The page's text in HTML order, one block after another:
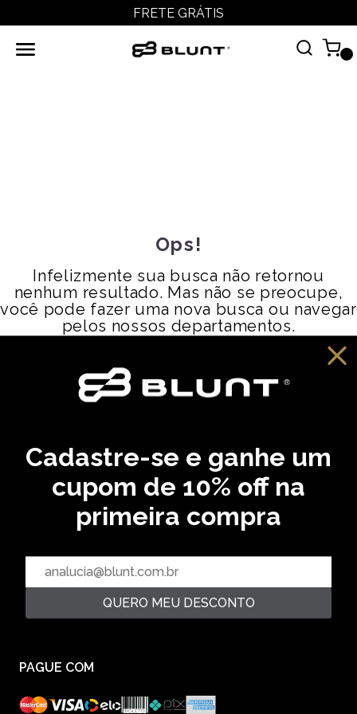
FRETE GRÁTIS
Ops!
Infelizmente sua busca não retornou
nenhum resultado. Mas não se preocupe,
você pode fazer uma nova busca ou navegar
pelos nossos departamentos.
Cadastre-se e ganhe um
cupom de 10% off na
primeira compra
QUERO MEU DESCONTO
CADASTRE SEU EMAIL EM NOSSA NEWSLETTER E
CADASTRAR
PAGUE COM